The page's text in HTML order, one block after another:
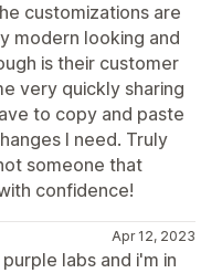
customizations are
modern looking and
is their customer
very quickly sharing
to copy and paste
I need. Truly
someone that
confidence!
Apr 12, 2023
labs and i'm in